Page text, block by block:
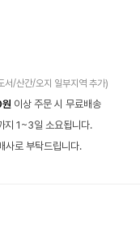
서/산간/오지 일부지역 추가)
이상 주문 시 무료배송
지 1~3일 소요됩니다.
사로 부탁드립니다.